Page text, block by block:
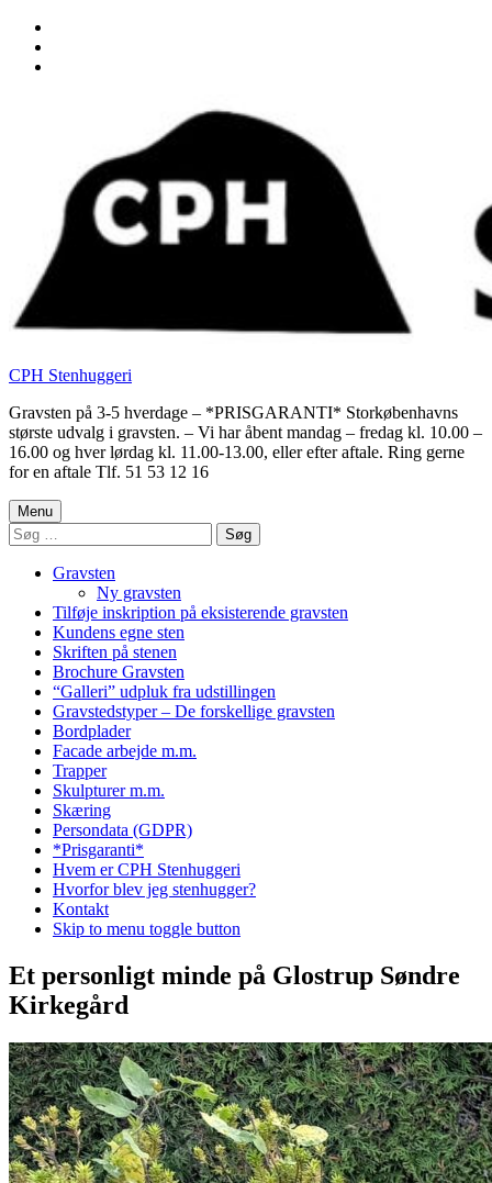
CPH Stenhuggeri
Gravsten på 3-5 hverdage – *PRISGARANTI* Storkøbenhavns
største udvalg i gravsten. – Vi har åbent mandag – fredag kl. 10.00 –
16.00 og hver lørdag kl. 11.00-13.00, eller efter aftale. Ring gerne
for en aftale Tlf. 51 53 12 16
Menu
Søg
efter:
Gravsten
Ny gravsten
Tilføje inskription på eksisterende gravsten
Kundens egne sten
Skriften på stenen
Brochure Gravsten
“Galleri” udpluk fra udstillingen
Gravstedstyper – De forskellige gravsten
Bordplader
Facade arbejde m.m.
Trapper
Skulpturer m.m.
Skæring
Persondata (GDPR)
*Prisgaranti*
Hvem er CPH Stenhuggeri
Hvorfor blev jeg stenhugger?
Kontakt
Skip to menu toggle button
Et personligt minde på Glostrup Søndre
Kirkegård